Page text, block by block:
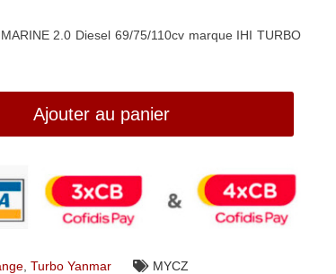
2.0 Diesel 69/75/110cv marque IHI TURBO
Ajouter au panier
, Turbo Yanmar MYCZ